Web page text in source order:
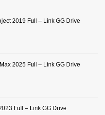
2019 Full – Link GG Drive
2025 Full – Link GG Drive
Full – Link GG Drive